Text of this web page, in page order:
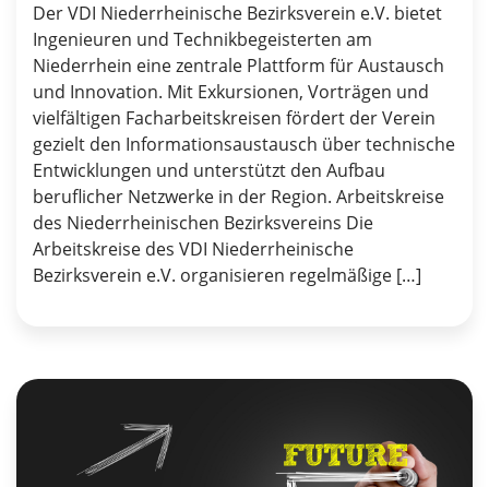
Der VDI Niederrheinische Bezirksverein e.V. bietet
Ingenieuren und Technikbegeisterten am
Niederrhein eine zentrale Plattform für Austausch
und Innovation. Mit Exkursionen, Vorträgen und
vielfältigen Facharbeitskreisen fördert der Verein
gezielt den Informationsaustausch über technische
Entwicklungen und unterstützt den Aufbau
beruflicher Netzwerke in der Region. Arbeitskreise
des Niederrheinischen Bezirksvereins Die
Arbeitskreise des VDI Niederrheinische
Bezirksverein e.V. organisieren regelmäßige […]